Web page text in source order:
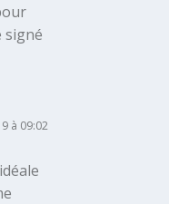
signé
à 09:02